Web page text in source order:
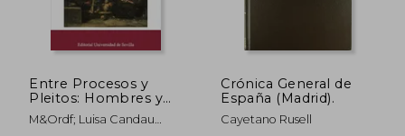
Entre Procesos y
Pleitos: Hombres y
Mujeres Ante la
Justicia en la Edad
M&Ordf; Luisa Candau
Crónica General de
España (Madrid).
Cayetano Rusell